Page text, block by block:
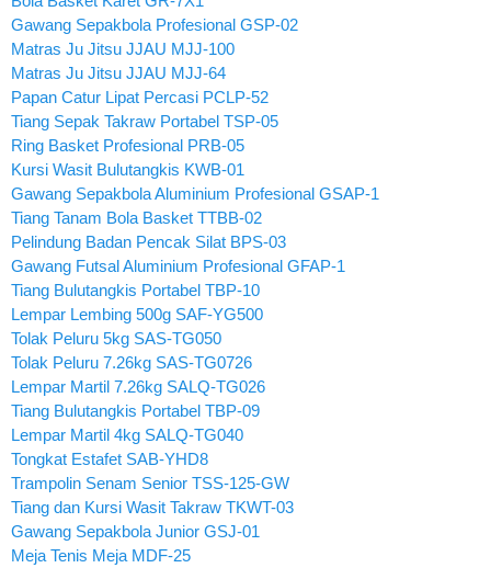
Gawang Sepakbola Profesional GSP-02
Matras Ju Jitsu JJAU MJJ-100
Matras Ju Jitsu JJAU MJJ-64
Papan Catur Lipat Percasi PCLP-52
Tiang Sepak Takraw Portabel TSP-05
Ring Basket Profesional PRB-05
Kursi Wasit Bulutangkis KWB-01
Gawang Sepakbola Aluminium Profesional GSAP-1
Tiang Tanam Bola Basket TTBB-02
Pelindung Badan Pencak Silat BPS-03
Gawang Futsal Aluminium Profesional GFAP-1
Tiang Bulutangkis Portabel TBP-10
Lempar Lembing 500g SAF-YG500
Tolak Peluru 5kg SAS-TG050
Tolak Peluru 7.26kg SAS-TG0726
Lempar Martil 7.26kg SALQ-TG026
Tiang Bulutangkis Portabel TBP-09
Lempar Martil 4kg SALQ-TG040
Tongkat Estafet SAB-YHD8
Trampolin Senam Senior TSS-125-GW
Tiang dan Kursi Wasit Takraw TKWT-03
Gawang Sepakbola Junior GSJ-01
Meja Tenis Meja MDF-25